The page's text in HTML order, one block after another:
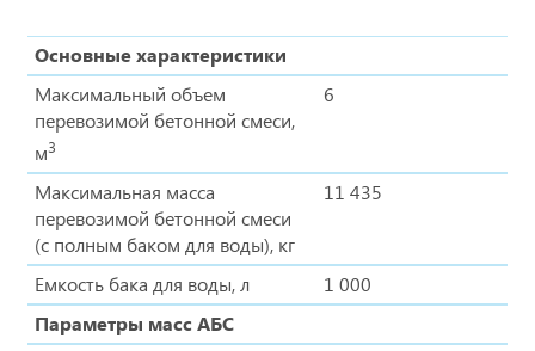
Основные характеристики
Максимальный объем
перевозимой бетонной смеси,
м3
6
Максимальная масса
перевозимой бетонной смеси
(с полным баком для воды), кг
11 435
Емкость бака для воды, л
1 000
Параметры масс АБС